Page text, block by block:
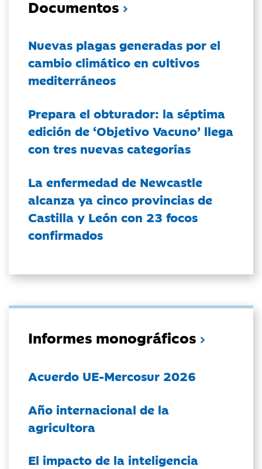
Documentos
Nuevas plagas generadas por el
cambio climático en cultivos
mediterráneos
Prepara el obturador: la séptima
edición de ‘Objetivo Vacuno’ llega
con tres nuevas categorías
La enfermedad de Newcastle
alcanza ya cinco provincias de
Castilla y León con 23 focos
confirmados
Informes monográficos
Acuerdo UE-Mercosur 2026
Año internacional de la
agricultora
El impacto de la inteligencia